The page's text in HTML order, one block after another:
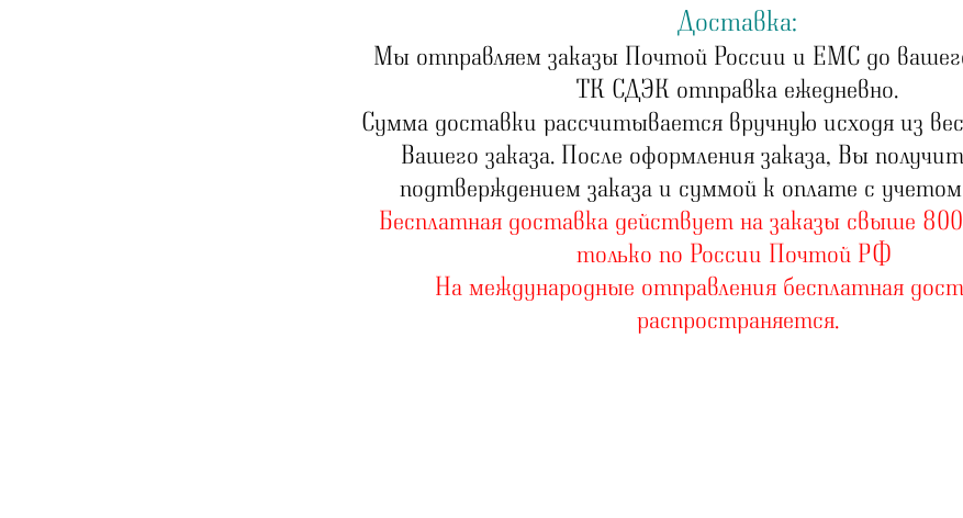
Доставка:
Мы отправляем заказы Почтой России и ЕМС до
ТК СДЭК отправка ежедневно.
Сумма доставки рассчитывается вручную исходя из
Вашего заказа. После оформления заказа, Вы
подтверждением заказа и суммой к оплате с
Бесплатная доставка действует на заказы свыше
только по России Почтой РФ
На международные отправления бесплатная
распространяется.